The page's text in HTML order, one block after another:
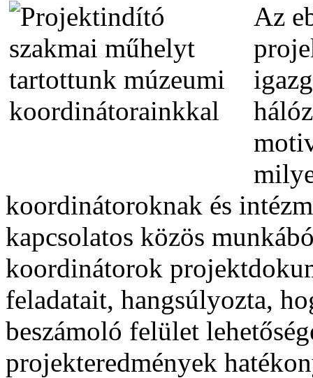
Az
koordinátoroknak és
kapcsolatos közös
koordinátorok
feladatait, hangsúlyozta,
beszámoló felület
projekteredmények